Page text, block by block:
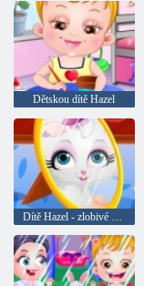
Dětskou dítě Hazel
Dítě Hazel - zlobivé kočky